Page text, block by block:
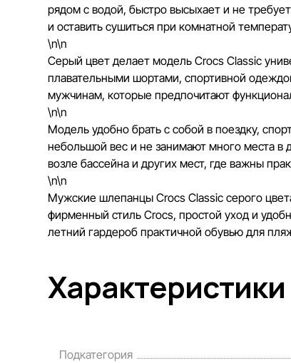
рядом с водой, быстро высыхает и не
и оставить сушиться при комнатной
\n\n
Серый цвет делает модель Crocs Classic
плавательными шортами, спортивной
мужчинам, которые предпочитают
\n\n
Модель удобно брать с собой в поездку,
небольшой вес и не занимают много места в
возле бассейна и других мест, где важны
\n\n
Мужские шлепанцы Crocs Classic серого
фирменный стиль Crocs, простой уход и
летний гардероб практичной обувью для
Характеристики
Подкатегория